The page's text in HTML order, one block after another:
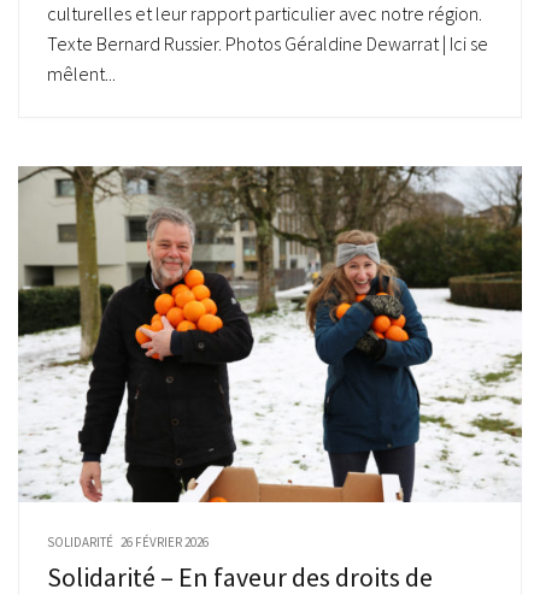
culturelles et leur rapport particulier avec notre région.
Texte Bernard Russier. Photos Géraldine Dewarrat | Ici se
mêlent...
SOLIDARITÉ 26 FÉVRIER 2026
Solidarité – En faveur des droits de